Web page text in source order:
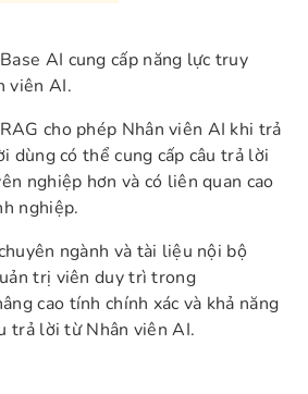
AI cung cấp năng lực truy
viên AI.
cho phép Nhân viên AI khi trả
dùng có thể cung cấp câu trả lời
nghiệp hơn và có liên quan cao
nghiệp.
ngành và tài liệu nội bộ
trị viên duy trì trong
cao tính chính xác và khả năng
trả lời từ Nhân viên AI.